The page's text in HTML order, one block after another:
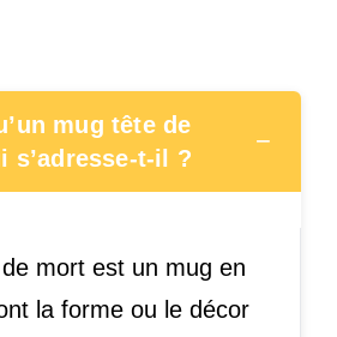
mug tête de
s’adresse-t-il ?
−
mort est un mug en
la forme ou le décor